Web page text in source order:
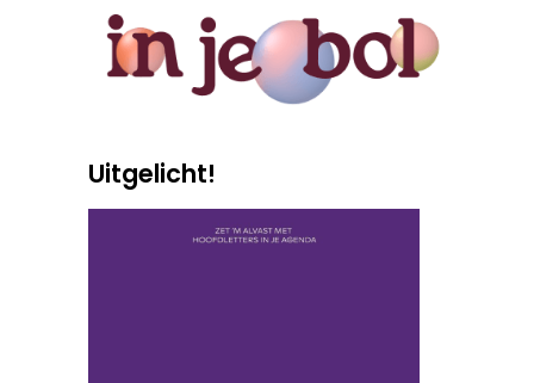
Uitgelicht!